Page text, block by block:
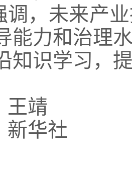
调，未来产
能力和治理
知识学习，
王靖
新华社